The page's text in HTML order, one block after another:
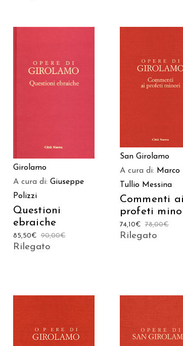
AGGIUNGI AL
Girolamo
A cura di: Giuseppe
Polizzi
Questioni
ebraiche
90,00€
85,50€
Rilegato
AGGIUNGI AL
San Girolamo
A cura di: Marco
Tullio Messina
Commenti
profeti
78,00€
74,10€
Rilegato